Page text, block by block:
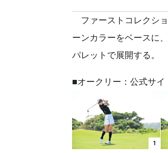
ファーストコレクシ
ーンカラーをベースに
パレットで展開する。
■オークリー：公式サイ
1